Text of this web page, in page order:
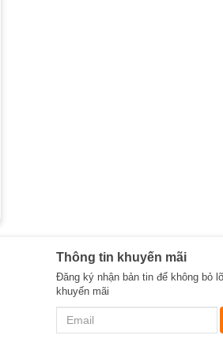
Thông tin khuyến mãi
Đăng ký nhận bản tin để không bỏ
khuyến mãi